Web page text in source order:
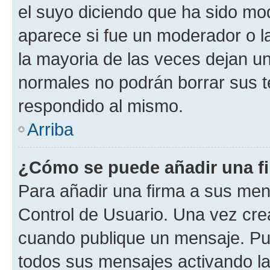
el suyo diciendo que ha sido
aparece si fue un moderador o
la mayoria de las veces dejan
normales no podrán borrar sus
respondido al mismo.
Arriba
¿Cómo se puede añadir una
Para añadir una firma a sus
Control de Usuario. Una vez
cuando publique un mensaje.
todos sus mensajes activando